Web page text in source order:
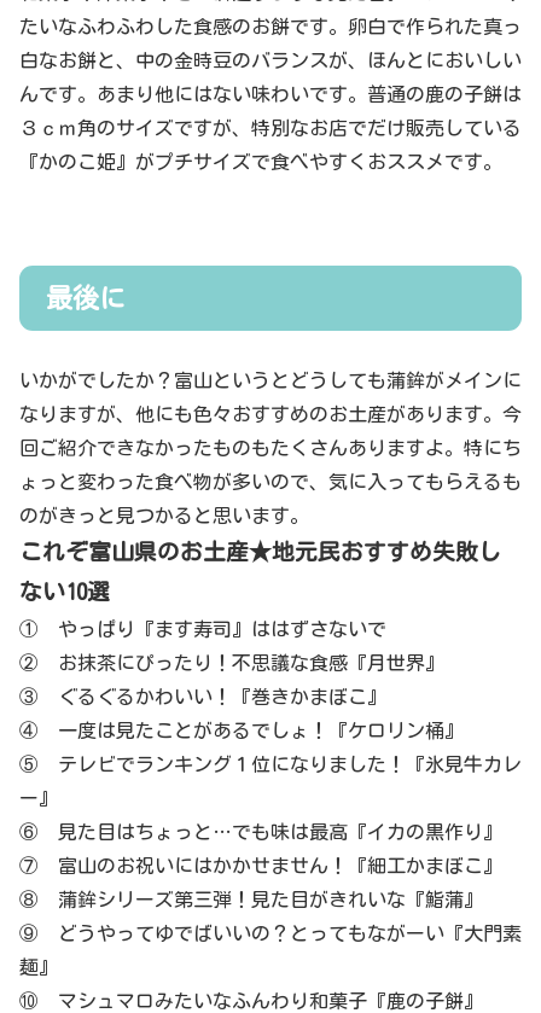
たいなふわふわした食感のお餅です。卵白で作られた真っ
白なお餅と、中の金時豆のバランスが、ほんとにおいしい
んです。あまり他にはない味わいです。普通の鹿の子餅は
３ｃｍ角のサイズですが、特別なお店でだけ販売している
『かのこ姫』がプチサイズで食べやすくおススメです。
最後に
いかがでしたか？富山というとどうしても蒲鉾がメインに
なりますが、他にも色々おすすめのお土産があります。今
回ご紹介できなかったものもたくさんありますよ。特にち
ょっと変わった食べ物が多いので、気に入ってもらえるも
のがきっと見つかると思います。
これぞ富山県のお土産★地元民おすすめ失敗し
ない10選
① やっぱり『ます寿司』ははずさないで
② お抹茶にぴったり！不思議な食感『月世界』
③ ぐるぐるかわいい！『巻きかまぼこ』
④ 一度は見たことがあるでしょ！『ケロリン桶』
⑤ テレビでランキング１位になりました！『氷見牛カレ
ー』
⑥ 見た目はちょっと…でも味は最高『イカの黒作り』
⑦ 富山のお祝いにはかかせません！『細工かまぼこ』
⑧ 蒲鉾シリーズ第三弾！見た目がきれいな『鮨蒲』
⑨ どうやってゆでばいいの？とってもながーい『大門素
麺』
⑩ マシュマロみたいなふんわり和菓子『鹿の子餅』